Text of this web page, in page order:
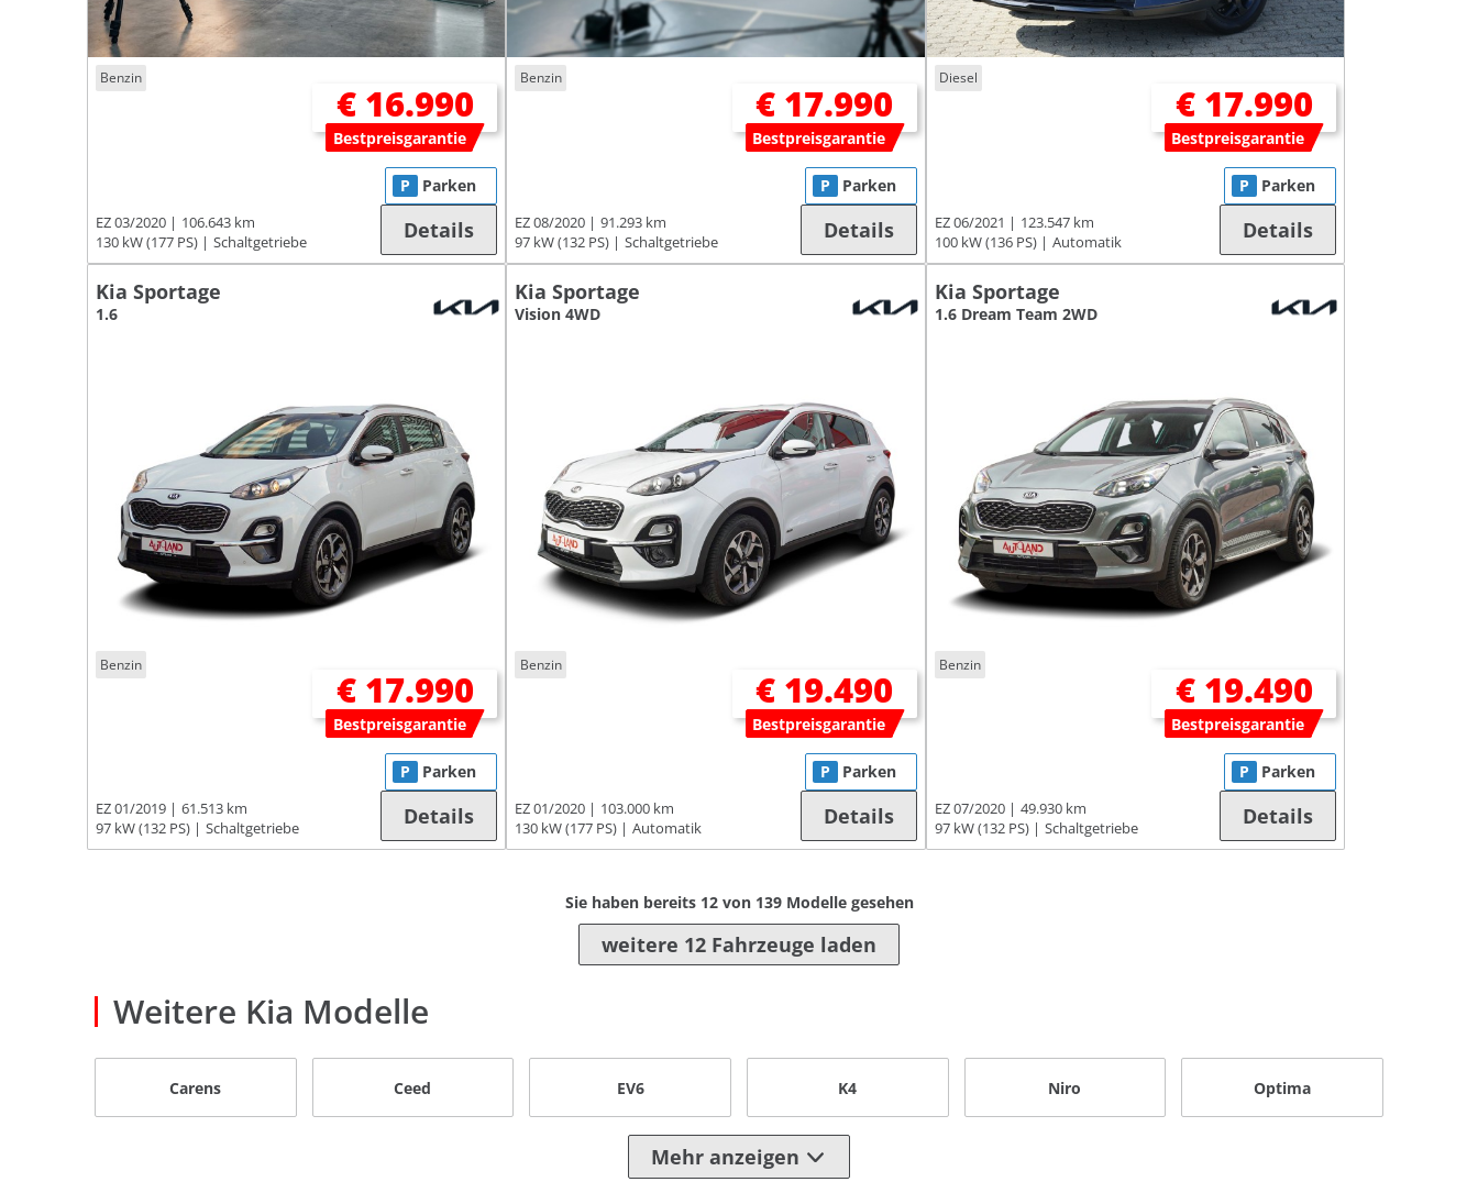
Benzin
€ 16.990
Bestpreisgarantie
EZ 03/2020
106.643 km
130 kW (177 PS)
Schaltgetriebe
P Parken
Details
Benzin
€ 17.990
Bestpreisgarantie
EZ 08/2020
91.293 km
97 kW (132 PS)
Schaltgetriebe
P Parken
Details
Diesel
€ 17.990
Bestpreisgarantie
EZ 06/2021
123.547 km
100 kW (136 PS)
Automatik
P Parken
Details
Kia Sportage
1.6
Benzin
€ 17.990
Bestpreisgarantie
EZ 01/2019
61.513 km
97 kW (132 PS)
Schaltgetriebe
P Parken
Details
Kia Sportage
Vision 4WD
Benzin
€ 19.490
Bestpreisgarantie
EZ 01/2020
103.000 km
130 kW (177 PS)
Automatik
P Parken
Details
Kia Sportage
1.6 Dream Team 2WD
Benzin
€ 19.490
Bestpreisgarantie
EZ 07/2020
49.930 km
97 kW (132 PS)
Schaltgetriebe
P Parken
Details
Sie haben bereits 12von 139Modelle gesehen
weitere 12 Fahrzeuge laden
Weitere Kia Modelle
Carens Ceed EV6 K4 Niro Optima
Mehr anzeigen